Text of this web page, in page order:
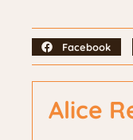
Facebook
Alice